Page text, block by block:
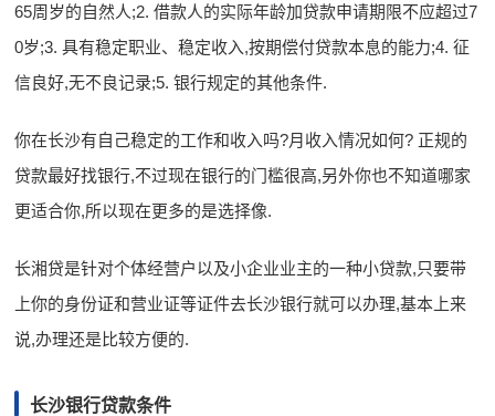
65周岁的自然人;2. 借款人的实际年龄加贷款申请期限不应超过7
0岁;3. 具有稳定职业、稳定收入,按期偿付贷款本息的能力;4. 征
信良好,无不良记录;5. 银行规定的其他条件.
你在长沙有自己稳定的工作和收入吗?月收入情况如何? 正规的
贷款最好找银行,不过现在银行的门槛很高,另外你也不知道哪家
更适合你,所以现在更多的是选择像.
长湘贷是针对个体经营户以及小企业业主的一种小贷款,只要带
上你的身份证和营业证等证件去长沙银行就可以办理,基本上来
说,办理还是比较方便的.
长沙银行贷款条件